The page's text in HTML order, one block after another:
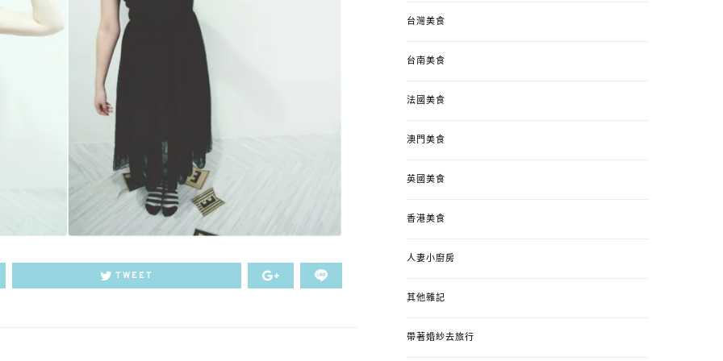
TWEET
台灣美食
台南美食
法國美食
澳門美食
英國美食
香港美食
人妻小廚房
其他雜記
帶著婚紗去旅行